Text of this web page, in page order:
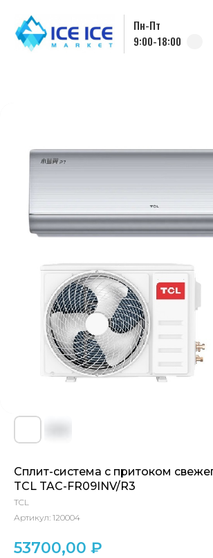
9:00-18:00
Сплит-система с притоком
TCL TAC-FR09INV/R3
TCL
Артикул: 120004
53700,00 ₽